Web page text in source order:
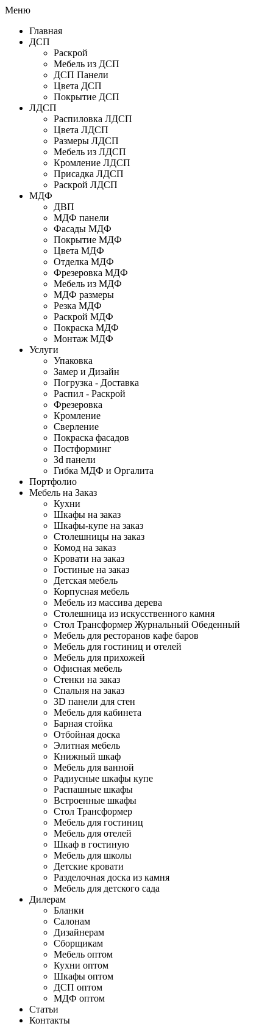
Меню
Главная
ДСП
Раскрой
Мебель из ДСП
ДСП Панели
Цвета ДСП
Покрытие ДСП
ЛДСП
Распиловка ЛДСП
Цвета ЛДСП
Размеры ЛДСП
Мебель из ЛДСП
Кромление ЛДСП
Присадка ЛДСП
Раскрой ЛДСП
МДФ
ДВП
МДФ панели
Фасады МДФ
Покрытие МДФ
Цвета МДФ
Отделка МДФ
Фрезеровка МДФ
Мебель из МДФ
МДФ размеры
Резка МДФ
Раскрой МДФ
Покраска МДФ
Монтаж МДФ
Услуги
Упаковка
Замер и Дизайн
Погрузка - Доставка
Распил - Раскрой
Фрезеровка
Кромление
Сверление
Покраска фасадов
Постформинг
3d панели
Гибка МДФ и Оргалита
Портфолио
Мебель на Заказ
Кухни
Шкафы на заказ
Шкафы-купе на заказ
Столешницы на заказ
Комод на заказ
Кровати на заказ
Гостиные на заказ
Детская мебель
Корпусная мебель
Мебель из массива дерева
Столешница из искусственного камня
Стол Трансформер Журнальный Обеденный
Мебель для ресторанов кафе баров
Мебель для гостиниц и отелей
Мебель для прихожей
Офисная мебель
Стенки на заказ
Спальня на заказ
3D панели для стен
Мебель для кабинета
Барная стойка
Отбойная доска
Элитная мебель
Книжный шкаф
Мебель для ванной
Радиусные шкафы купе
Распашные шкафы
Встроенные шкафы
Стол Трансформер
Мебель для гостиниц
Мебель для отелей
Шкаф в гостиную
Мебель для школы
Детские кровати
Разделочная доска из камня
Мебель для детского сада
Дилерам
Бланки
Салонам
Дизайнерам
Сборщикам
Мебель оптом
Кухни оптом
Шкафы оптом
ДСП оптом
МДФ оптом
Статьи
Контакты